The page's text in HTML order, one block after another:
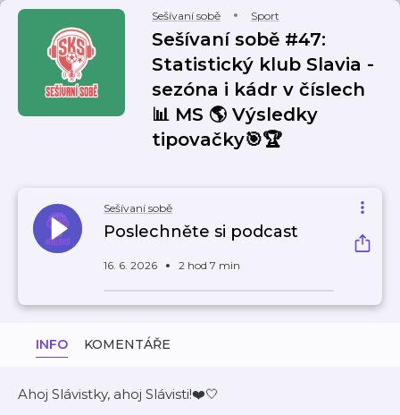
Sešívaní sobě Sport
Sešívaní sobě #47:
Statistický klub Slavia -
sezóna i kádr v číslech
📊 MS 🌎 Výsledky
tipovačky🎯🏆
Sešívaní sobě
Poslechněte si podcast
16. 6. 2026 2 hod 7 min
INFO KOMENTÁŘE
Ahoj Slávistky, ahoj Slávisti!❤️🤍